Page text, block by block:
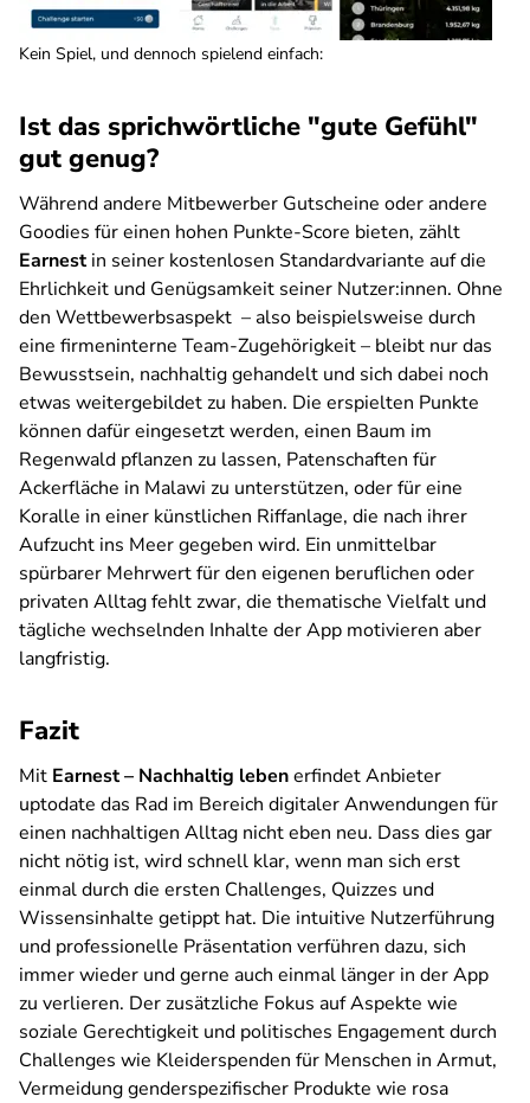
Kein Spiel, und dennoch spielend einfach:
Ist das sprichwörtliche "gute Gefühl"
gut genug?
Während andere Mitbewerber Gutscheine oder andere
Goodies für einen hohen Punkte-Score bieten, zählt
Earnestin seiner kostenlosen Standardvariante auf die
Ehrlichkeit und Genügsamkeit seiner Nutzer:innen. Ohne
den Wettbewerbsaspekt – also beispielsweise durch
eine firmeninterne Team-Zugehörigkeit – bleibt nur das
Bewusstsein, nachhaltig gehandelt und sich dabei noch
etwas weitergebildet zu haben. Die erspielten Punkte
können dafür eingesetzt werden, einen Baum im
Regenwald pflanzen zu lassen, Patenschaften für
Ackerfläche in Malawi zu unterstützen, oder für eine
Koralle in einer künstlichen Riffanlage, die nach ihrer
Aufzucht ins Meer gegeben wird. Ein unmittelbar
spürbarer Mehrwert für den eigenen beruflichen oder
privaten Alltag fehlt zwar, die thematische Vielfalt und
tägliche wechselnden Inhalte der App motivieren aber
langfristig.
Fazit
Mit Earnest – Nachhaltig lebenerfindet Anbieter
uptodate das Rad im Bereich digitaler Anwendungen für
einen nachhaltigen Alltag nicht eben neu. Dass dies gar
nicht nötig ist, wird schnell klar, wenn man sich erst
einmal durch die ersten Challenges, Quizzes und
Wissensinhalte getippt hat. Die intuitive Nutzerführung
und professionelle Präsentation verführen dazu, sich
immer wieder und gerne auch einmal länger in der App
zu verlieren. Der zusätzliche Fokus auf Aspekte wie
soziale Gerechtigkeit und politisches Engagement durch
Challenges wie Kleiderspenden für Menschen in Armut,
Vermeidung genderspezifischer Produkte wie rosa